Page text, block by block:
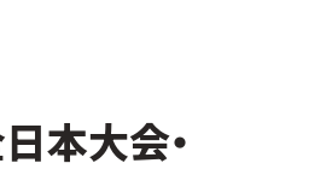
松井章奎館長 紹介
本大会・